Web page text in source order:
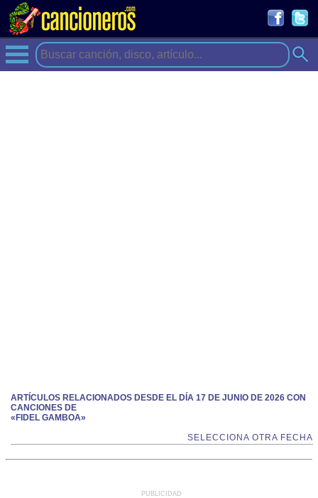
ARTÍCULOS RELACIONADOS DESDE EL DÍA 17 DE JUNIO DE 2026 CON
CANCIONES DE
«FIDEL GAMBOA»
SELECCIONA OTRA FECHA
PUBLICIDAD